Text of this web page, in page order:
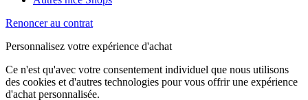
Renoncer au contrat
Personnalisez votre expérience d'achat
Ce n'est qu'avec votre consentement individuel que nous utilisons
des cookies et d'autres technologies pour vous offrir une expérience
d'achat personnalisée.